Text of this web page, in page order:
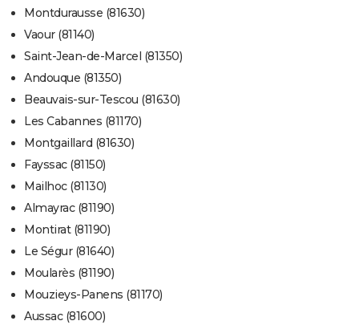
Montdurausse (81630)
Vaour (81140)
Saint-Jean-de-Marcel (81350)
Andouque (81350)
Beauvais-sur-Tescou (81630)
Les Cabannes (81170)
Montgaillard (81630)
Fayssac (81150)
Mailhoc (81130)
Almayrac (81190)
Montirat (81190)
Le Ségur (81640)
Moularès (81190)
Mouzieys-Panens (81170)
Aussac (81600)